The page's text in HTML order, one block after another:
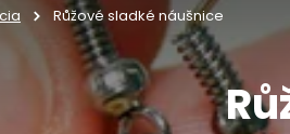
Růžové sladké náušnice